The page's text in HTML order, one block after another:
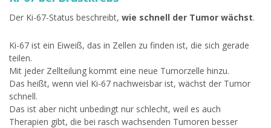
Der Ki-67-Status beschreibt, wie schnell der Tumor wächst.
Ki-67 ist ein Eiweiß, das in Zellen zu finden ist, die sich gerade
teilen.
Mit jeder Zellteilung kommt eine neue Tumorzelle hinzu.
Das heißt, wenn viel Ki-67 nachweisbar ist, wächst der Tumor
schnell.
Das ist aber nicht unbedingt nur schlecht, weil es auch
Therapien gibt, die bei rasch wachsenden Tumoren besser